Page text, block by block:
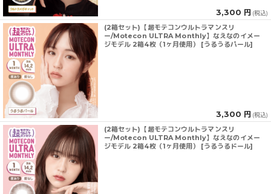
3,300 円 (税込)
(2箱セット)【超モテコンウルトラマンスリ
ー/Motecon ULTRA Monthly】なえなのイメー
ジモデル 2箱4枚（1ヶ月使用） [うるうるパール]
3,300 円 (税込)
(2箱セット)【超モテコンウルトラマンスリ
ー/Motecon ULTRA Monthly】なえなのイメー
ジモデル 2箱4枚（1ヶ月使用） [うるうるドール]